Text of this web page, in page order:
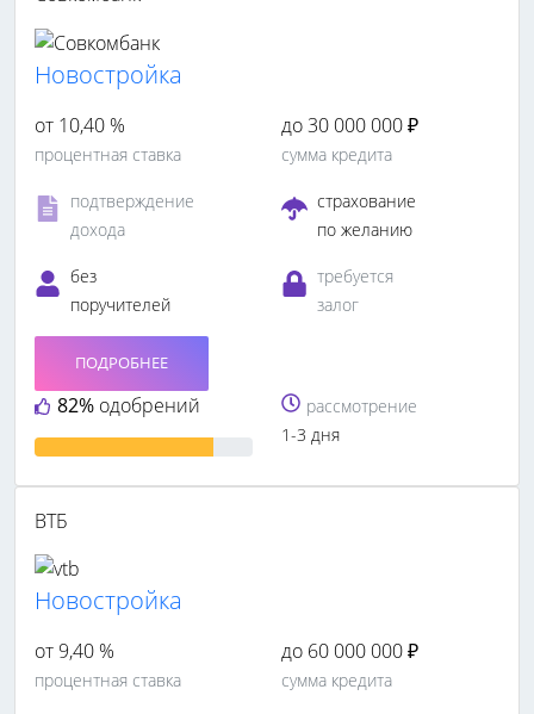
Новостройка
от 10,40 %
процентная ставка
до 30 000 000 ₽
сумма кредита
подтверждение
дохода
страхование
по желанию
без
поручителей
требуется
залог
82% одобрений
ПОДРОБНЕЕ
рассмотрение
1-3 дня
ВТБ
Новостройка
от 9,40 %
процентная ставка
до 60 000 000 ₽
сумма кредита